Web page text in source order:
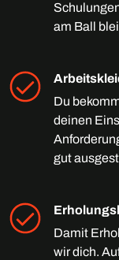
am Ball
Du
deinen
gut
Damit
wir dich.